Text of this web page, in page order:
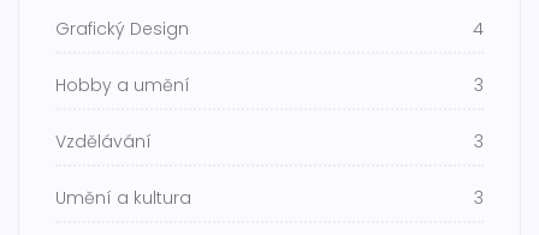
Grafický Design 4
Hobby a umění 3
Vzdělávání 3
Umění a kultura 3